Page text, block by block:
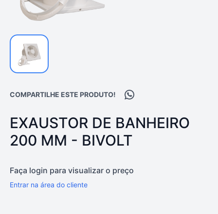
COMPARTILHE ESTE PRODUTO! Compartilhar no
PRODUTO:
EXAUSTOR DE BANHEIRO
200 MM - BIVOLT
Faça login para visualizar o preço
Entrar na área do cliente